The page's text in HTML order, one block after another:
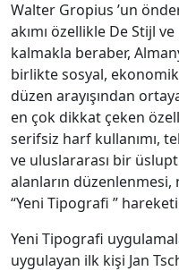
Walter Gropius ’un
akımı özellikle De Stijl
kalmakla beraber,
birlikte sosyal,
düzen arayışından
en çok dikkat çeken
serifsiz harf kullanımı,
ve uluslararası bir
alanların düzenlenmesi,
“Yeni Tipografi ”
Yeni Tipografi
uygulayan ilk kişi Jan